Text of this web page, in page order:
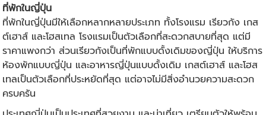
ที่พักในญี่ปุ่น
ที่พักในญี่ปุ่นมีให้เลือกหลากหลายประเภท ทั้งโรงแรม เรียวกัง เกส
ต์เฮาส์ และโฮสเทล โรงแรมเป็นตัวเลือกที่สะดวกสบายที่สุด แต่มี
ราคาแพงกว่า ส่วนเรียวกังเป็นที่พักแบบดั้งเดิมของญี่ปุ่น ให้บริการ
ห้องพักแบบญี่ปุ่น และอาหารญี่ปุ่นแบบดั้งเดิม เกสต์เฮาส์ และโฮส
เทลเป็นตัวเลือกที่ประหยัดที่สุด แต่อาจไม่มีสิ่งอำนวยความสะดวก
ครบครัน